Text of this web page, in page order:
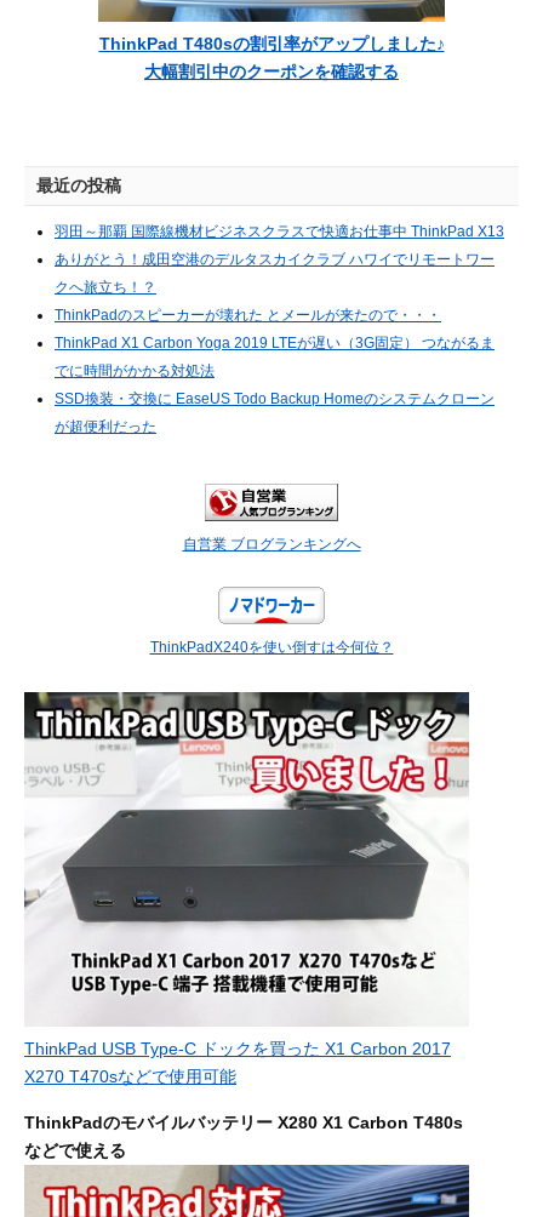
ThinkPad T480sの割引率がアップしました♪
大幅割引中のクーポンを確認する
最近の投稿
羽田～那覇 国際線機材ビジネスクラスで快適お仕事中 ThinkPad X13
ありがとう！成田空港のデルタスカイクラブ ハワイでリモートワー
クへ旅立ち！？
ThinkPadのスピーカーが壊れた とメールが来たので・・・
ThinkPad X1 Carbon Yoga 2019 LTEが遅い（3G固定） つながるま
でに時間がかかる対処法
SSD換装・交換に EaseUS Todo Backup Homeのシステムクローン
が超便利だった
自営業 ブログランキングへ
ThinkPadX240を使い倒すは今何位？
ThinkPad USB Type-C ドックを買った X1 Carbon 2017
X270 T470sなどで使用可能
ThinkPadのモバイルバッテリー X280 X1 Carbon T480s
などで使える